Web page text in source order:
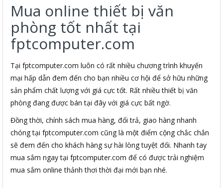
Mua online thiết bị văn
phòng tốt nhất tại
fptcomputer.com
Tại fptcomputer.com luôn có rất nhiều chương trình khuyến
mại hấp dẫn đem đến cho bạn nhiều cơ hội để sở hữu những
sản phẩm chất lượng với giá cực tốt. Rất nhiều thiết bị văn
phòng đang được bán tại đây với giá cực bất ngờ.
Đồng thời, chính sách mua hàng, đổi trả, giao hàng nhanh
chóng tại fptcomputer.com cũng là một điểm cộng chắc chắn
sẽ đem đến cho khách hàng sự hài lòng tuyệt đối. Nhanh tay
mua sắm ngay tại fptcomputer.com để có được trải nghiệm
mua sắm online thảnh thơi thời đại mới bạn nhé.